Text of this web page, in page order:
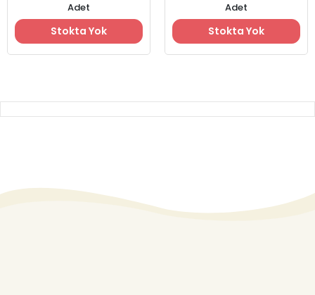
Adet
Stokta Yok
Adet
Stokta Yok